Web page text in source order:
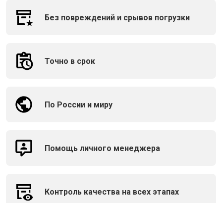
Без повреждений и срывов погрузки
Точно в срок
По России и миру
Помощь личного менеджера
Контроль качества на всех этапах